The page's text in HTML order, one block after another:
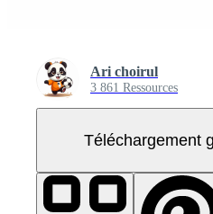
Ari choirul
3 861 Ressources
Téléchargement